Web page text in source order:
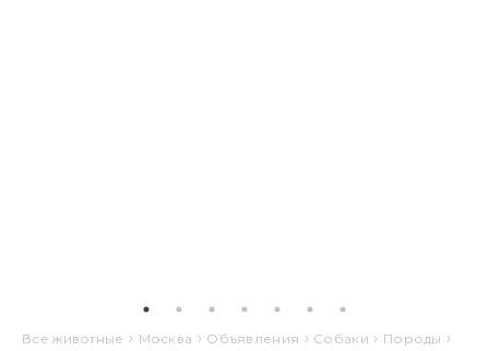
Все животные › Москва › Объявления › Собаки › Породы ›